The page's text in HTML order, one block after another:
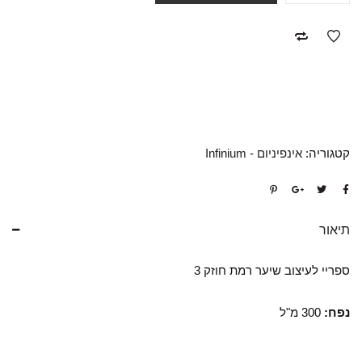
קטגוריה: אינפיניום - Infinium
תיאור
ספריי לעיצוב שיער רמת חוזק 3
נפח: